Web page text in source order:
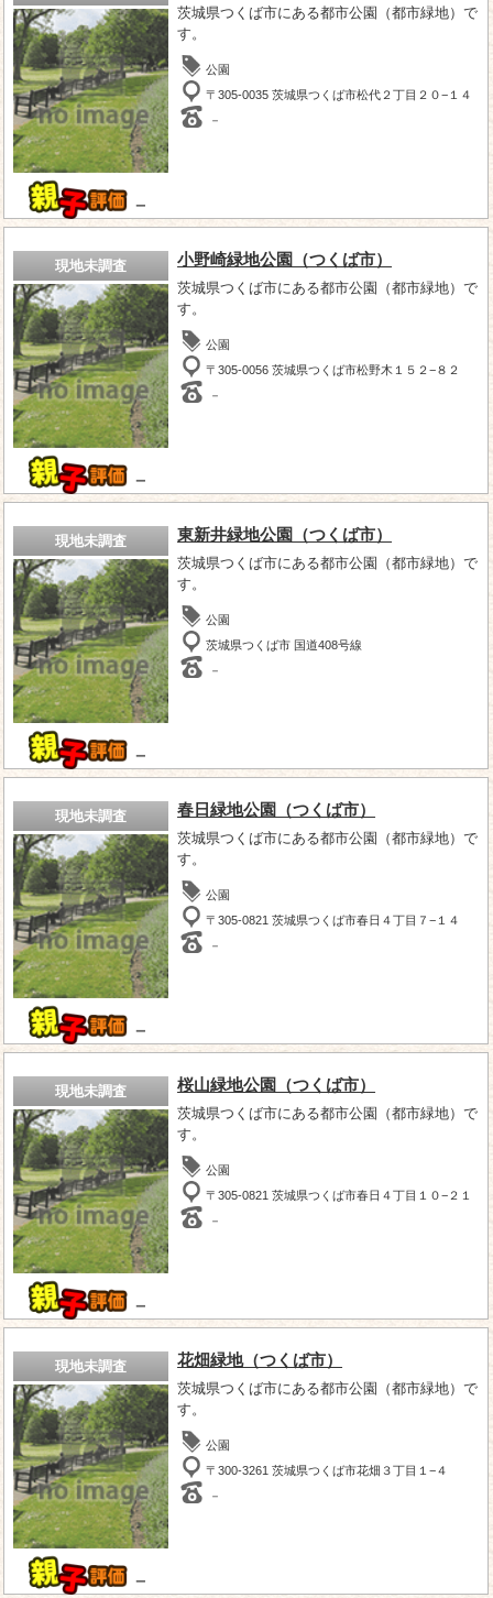
－
茨城県つくば市にある都市公園（都市緑地）で
す。
公園
〒305-0035 茨城県つくば市松代２丁目２０−１４
－
現地未調査
－
小野崎緑地公園（つくば市）
茨城県つくば市にある都市公園（都市緑地）で
す。
公園
〒305-0056 茨城県つくば市松野木１５２−８２
－
現地未調査
－
東新井緑地公園（つくば市）
茨城県つくば市にある都市公園（都市緑地）で
す。
公園
茨城県つくば市 国道408号線
－
現地未調査
－
春日緑地公園（つくば市）
茨城県つくば市にある都市公園（都市緑地）で
す。
公園
〒305-0821 茨城県つくば市春日４丁目７−１４
－
現地未調査
－
桜山緑地公園（つくば市）
茨城県つくば市にある都市公園（都市緑地）で
す。
公園
〒305-0821 茨城県つくば市春日４丁目１０−２１
－
現地未調査
－
花畑緑地（つくば市）
茨城県つくば市にある都市公園（都市緑地）で
す。
公園
〒300-3261 茨城県つくば市花畑３丁目１−４
－